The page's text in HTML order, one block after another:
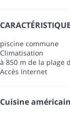
piscine commune
Climatisation
à 850 m de la plage
Accès Internet
Cuisine